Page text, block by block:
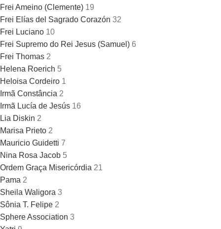
Frei Ameino (Clemente) 19
Frei Elías del Sagrado Corazón 32
Frei Luciano 10
Frei Supremo do Rei Jesus (Samuel) 6
Frei Thomas 2
Helena Roerich 5
Heloisa Cordeiro 1
Irmã Constância 2
Irmã Lucía de Jesús 16
Lia Diskin 2
Marisa Prieto 2
Mauricio Guidetti 7
Nina Rosa Jacob 5
Ordem Graça Misericórdia 21
Pama 2
Sheila Waligora 3
Sônia T. Felipe 2
Sphere Association 3